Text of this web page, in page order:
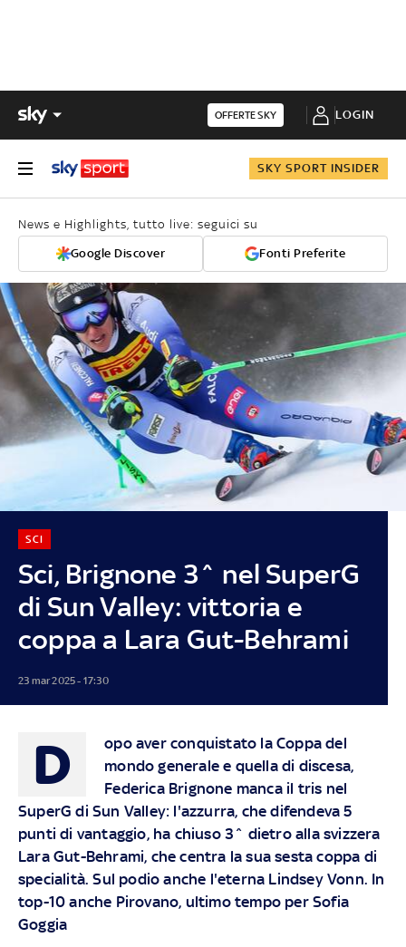
OFFERTE SKY LOGIN
SKY SPORT INSIDER
News e Highlights, tutto live: seguici su
Google Discover Fonti Preferite
Sci, Brignone 3^ nel SuperG
di Sun Valley: vittoria e
coppa a Lara Gut-Behrami
SCI
23 mar 2025 - 17:30
D
opo aver conquistato la Coppa del
mondo generale e quella di discesa,
Federica Brignone manca il tris nel
SuperG di Sun Valley: l'azzurra, che difendeva 5
punti di vantaggio, ha chiuso 3^ dietro alla svizzera
Lara Gut-Behrami, che centra la sua sesta coppa di
specialità. Sul podio anche l'eterna Lindsey Vonn. In
top-10 anche Pirovano, ultimo tempo per Sofia
Goggia